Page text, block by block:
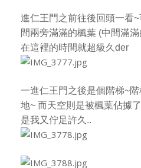
進仁王門之前往後回頭一看
間兩旁滿滿的楓葉 (中間滿
在這裡的時間就超級久der
一進仁王門之後是個階梯~
地~ 而天空則是被楓葉佔據
是我又佇足許久..